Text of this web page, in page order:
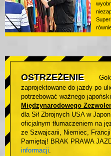
OSTRZEŻENIE
zaprojektowane do jazdy po
potrzebować ważnego
Międzynarodowego
dla Sił Zbrojnych USA w
oficjalnym tłumaczeniem na
ze Szwajcarii, Niemiec,
Pamiętaj! BRAK PRAWA
informacji.